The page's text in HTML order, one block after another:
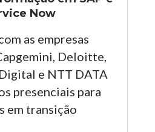
Now
as empresas
Deloitte,
e NTT DATA
presenciais para
em transição